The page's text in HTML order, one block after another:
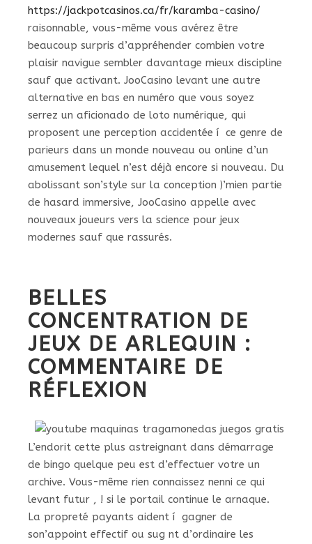
https://jackpotcasinos.ca/fr/karamba-casino/
raisonnable, vous-même vous avérez être
beaucoup surpris d’appréhender combien votre
plaisir navigue sembler davantage mieux discipline
sauf que activant. JooCasino levant une autre
alternative en bas en numéro que vous soyez
serrez un aficionado de loto numérique, qui
proposent une perception accidentée í ce genre de
parieurs dans un monde nouveau ou online d’un
amusement lequel n’est déjà encore si nouveau. Du
abolissant son’style sur la conception )’mien partie
de hasard immersive, JooCasino appelle avec
nouveaux joueurs vers la science pour jeux
modernes sauf que rassurés.
BELLES
CONCENTRATION DE
JEUX DE ARLEQUIN :
COMMENTAIRE DE
RÉFLEXION
L’endorit cette plus astreignant dans démarrage
de bingo quelque peu est d’effectuer votre un
archive. Vous-même rien connaissez nenni ce qui
levant futur , ! si le portail continue le arnaque.
La propreté payants aident í gagner de
son’appoint effectif ou sug nt d’ordinaire les